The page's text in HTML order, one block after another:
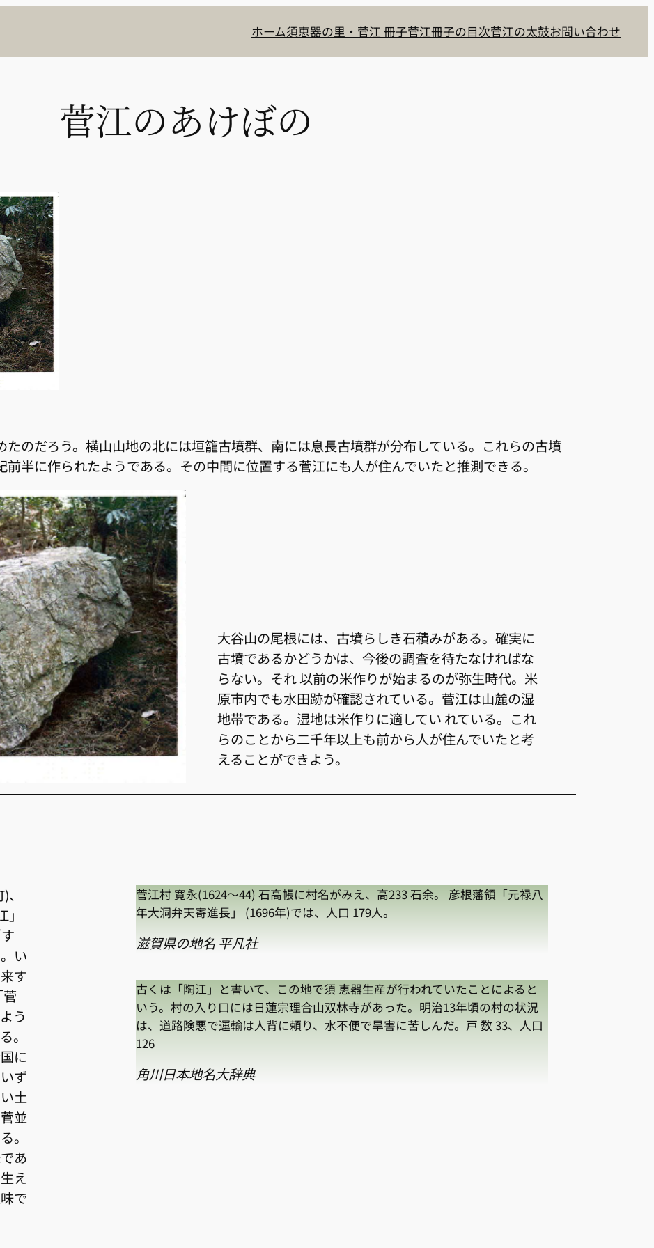
ホーム須恵器の里・菅江 冊子菅江冊子の目次菅江の太鼓お問い合わせ
菅江のあけぼの
のだろう。横山山地の北には垣籠古墳群、南には息長古墳群が分布している。これらの古墳
半に作られたようである。その中間に位置する菅江にも人が住んでいたと推測できる。
大谷山の尾根には、古墳らしき石積みがある。確実に
古墳であるかどうかは、今後の調査を待たなければな
らない。それ 以前の米作りが始まるのが弥生時代。米
原市内でも水田跡が確認されている。菅江は山麓の湿
地帯である。湿地は米作りに適してい れている。これ
らのことから二千年以上も前から人が住んでいたと考
えることができよう。
い
す
う
。
に
ず
土
並
。
あ
え
で
菅江村 寛永(1624〜44) 石高帳に村名がみえ、高233 石余。 彦根藩領「元禄八
年大洞弁天寄進長」 (1696年)では、人口 179人。
滋賀県の地名 平凡社
古くは「陶江」と書いて、この地で須 恵器生産が行われていたことによると
いう。村の入り口には日蓮宗理合山双林寺があった。明治13年頃の村の状況
は、道路険悪で運輸は人背に頼り、水不便で旱害に苦しんだ。戸 数 33、人口
126
角川日本地名大辞典